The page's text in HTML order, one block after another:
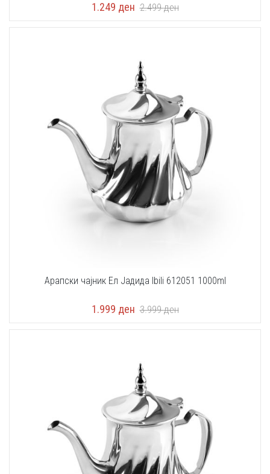
1.249 ден 2.499ден
Арапски чајник Ел Јадида Ibili 612051 1000ml
1.999 ден 3.999ден